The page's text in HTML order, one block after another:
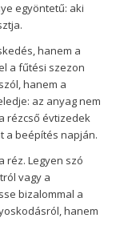
egyöntetű: aki
hanem a
a fűtési szezon
hanem a
az anyag nem
rézcső évtizedek
a beépítés napján.
réz. Legyen szó
vagy a
bizalommal a
hanem